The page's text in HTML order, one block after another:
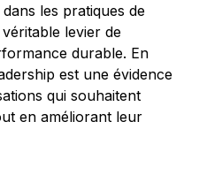
les pratiques de
levier de
durable. En
est une évidence
qui souhaitent
en améliorant leur